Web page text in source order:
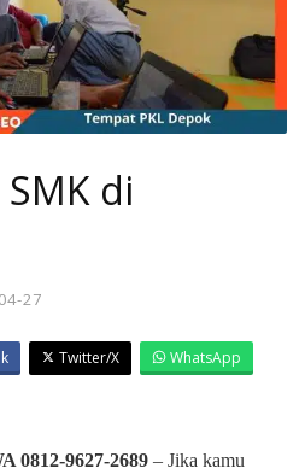
di
27
Twitter/X
WhatsApp
0812-9627-2689 – Jika kamu